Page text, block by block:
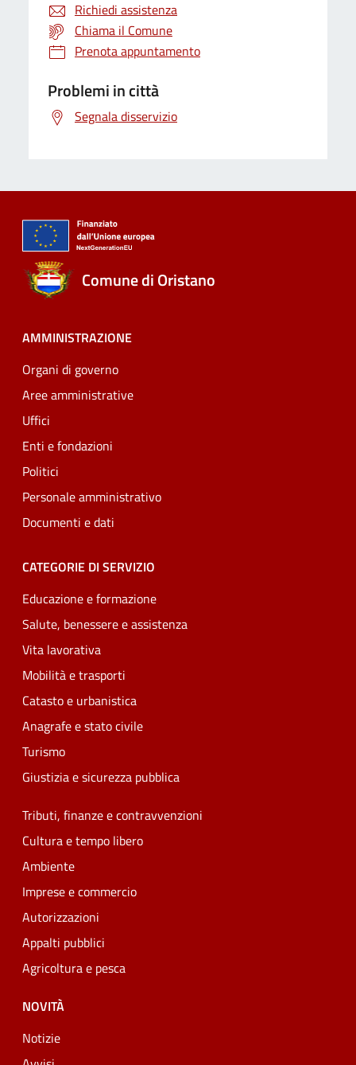
Richiedi assistenza
Chiama il Comune
Prenota appuntamento
Problemi in città
Segnala disservizio
Comune di Oristano
AMMINISTRAZIONE
Organi di governo
Aree amministrative
Uffici
Enti e fondazioni
Politici
Personale amministrativo
Documenti e dati
CATEGORIE DI SERVIZIO
Educazione e formazione
Salute, benessere e assistenza
Vita lavorativa
Mobilità e trasporti
Catasto e urbanistica
Anagrafe e stato civile
Turismo
Giustizia e sicurezza pubblica
Tributi, finanze e contravvenzioni
Cultura e tempo libero
Ambiente
Imprese e commercio
Autorizzazioni
Appalti pubblici
Agricoltura e pesca
NOVITÀ
Notizie